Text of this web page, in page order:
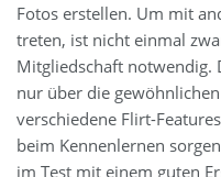
Fotos erstellen. Um mit
treten, ist nicht einmal
Mitgliedschaft notwendig.
nur über die
verschiedene Flirt-
beim Kennenlernen
im Test mit einem guten